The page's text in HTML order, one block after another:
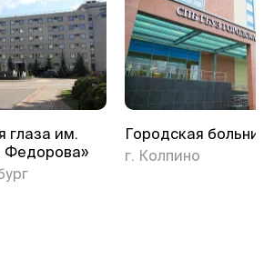
глаза им.
Федорова»
Городская
г. Колпино